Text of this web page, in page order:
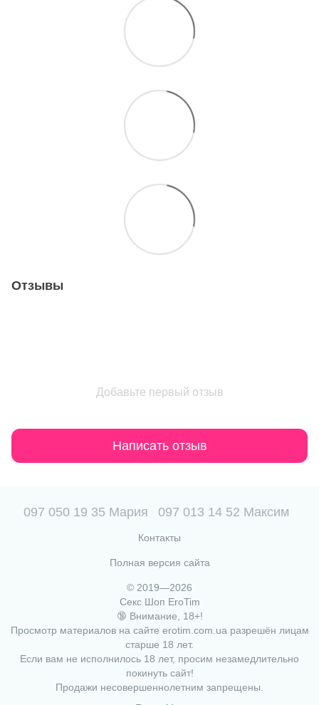
Отзывы
Добавьте первый отзыв
Написать отзыв
097 050 19 35 Мария 097 013 14 52 Максим
Контакты
Полная версия сайта
© 2019—2026
Секс Шоп EroTim
🔞 Внимание, 18+!
Просмотр материалов на сайте erotim.com.ua разрешён лицам
старше 18 лет.
Если вам не исполнилось 18 лет, просим незамедлительно
покинуть сайт!
Продажи несовершеннолетним запрещены.